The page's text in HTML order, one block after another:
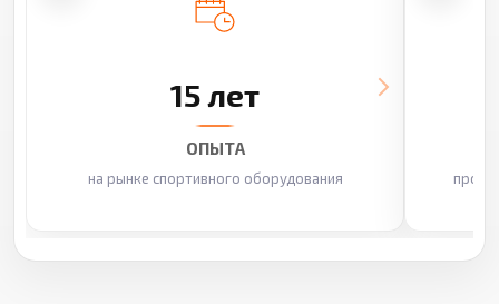
15 лет
ОПЫТА
на рынке спортивного оборудования